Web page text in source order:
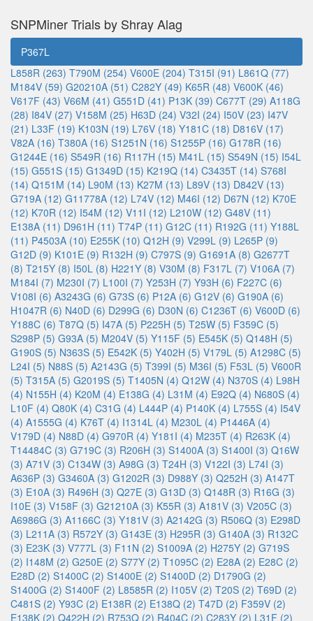
SNPMiner Trials by Shray Alag
P367L
L858R (263) T790M (254) V600E (204) T315I (91) L861Q (77)
M184V (59) G20210A (51) C282Y (49) K65R (48) V600K (46)
V617F (43) V66M (41) G551D (41) P13K (39) C677T (29) A118G
(28) I84V (27) V158M (25) H63D (24) V32I (24) I50V (23) I47V
(21) L33F (19) K103N (19) L76V (18) Y181C (18) D816V (17)
V82A (16) T380A (16) S1251N (16) S1255P (16) G178R (16)
G1244E (16) S549R (16) R117H (15) M41L (15) S549N (15) I54L
(15) G551S (15) G1349D (15) K219Q (14) C3435T (14) S768I
(14) Q151M (14) L90M (13) K27M (13) L89V (13) D842V (13)
G719A (12) G11778A (12) L74V (12) M46I (12) D67N (12) K70E
(12) K70R (12) I54M (12) V11I (12) L210W (12) G48V (11)
E138A (11) D961H (11) T74P (11) G12C (11) R192G (11) Y188L
(11) P4503A (10) E255K (10) Q12H (9) V299L (9) L265P (9)
G12D (9) K101E (9) R132H (9) C797S (9) G1691A (8) G2677T
(8) T215Y (8) I50L (8) H221Y (8) V30M (8) F317L (7) V106A (7)
M184I (7) M230I (7) L100I (7) Y253H (7) Y93H (6) F227C (6)
V108I (6) A3243G (6) G73S (6) P12A (6) G12V (6) G190A (6)
H1047R (6) N40D (6) D299G (6) D30N (6) C1236T (6) V600D (6)
Y188C (6) T87Q (5) I47A (5) P225H (5) T25W (5) F359C (5)
S298P (5) G93A (5) M204V (5) Y115F (5) E545K (5) Q148H (5)
G190S (5) N363S (5) E542K (5) Y402H (5) V179L (5) A1298C (5)
L24I (5) N88S (5) A2143G (5) T399I (5) M36I (5) F53L (5) V600R
(5) T315A (5) G2019S (5) T1405N (4) Q12W (4) N370S (4) L98H
(4) N155H (4) K20M (4) E138G (4) L31M (4) E92Q (4) N680S (4)
L10F (4) Q80K (4) C31G (4) L444P (4) P140K (4) L755S (4) I54V
(4) A1555G (4) K76T (4) I1314L (4) M230L (4) P1446A (4)
V179D (4) N88D (4) G970R (4) Y181I (4) M235T (4) R263K (4)
T14484C (3) G719C (3) R206H (3) S1400A (3) S1400I (3) Q16W
(3) A71V (3) C134W (3) A98G (3) T24H (3) V122I (3) L74I (3)
A636P (3) G3460A (3) G1202R (3) D988Y (3) Q252H (3) A147T
(3) E10A (3) R496H (3) Q27E (3) G13D (3) Q148R (3) R16G (3)
I10E (3) V158F (3) G21210A (3) K55R (3) A181V (3) V205C (3)
A6986G (3) A1166C (3) Y181V (3) A2142G (3) R506Q (3) E298D
(3) L211A (3) R572Y (3) G143E (3) H295R (3) G140A (3) R132C
(3) E23K (3) V777L (3) F11N (2) S1009A (2) H275Y (2) G719S
(2) I148M (2) G250E (2) S77Y (2) T1095C (2) E28A (2) E28C (2)
E28D (2) S1400C (2) S1400E (2) S1400D (2) D1790G (2)
S1400G (2) S1400F (2) L8585R (2) I105V (2) T20S (2) T69D (2)
C481S (2) Y93C (2) E138R (2) E138Q (2) T47D (2) F359V (2)
E138K (2) Q422H (2) R753Q (2) R404C (2) C283Y (2) L31F (2)